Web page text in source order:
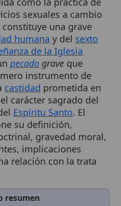
una grave
humanay delsexto
de la Iglesia
pecadograveque
instrumento de
prometida en
sagrado del
Espíritu Santo. El
definición,
gravedad moral,
implicaciones
con la trata